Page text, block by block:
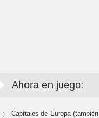
Ahora en juego:
Capitales de Europa